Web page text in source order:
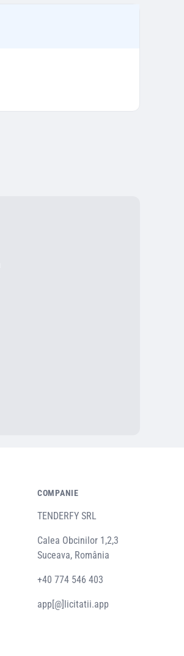
COMPANIE
TENDERFY SRL
Calea Obcinilor 1,2,3
Suceava, România
+40 774 546 403
app[@]licitatii.app